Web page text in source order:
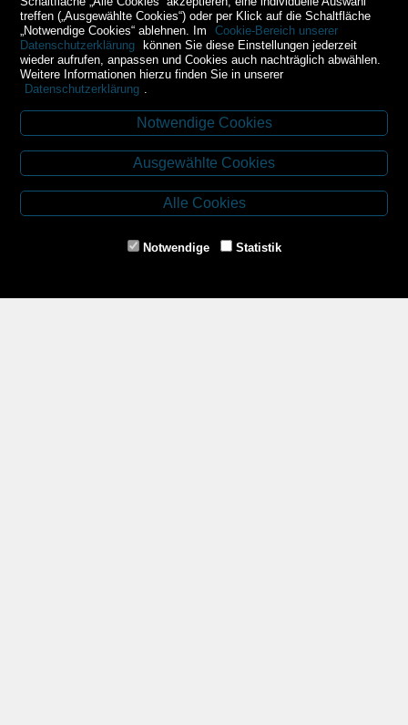
Kontakt
Budweiser Str. 3
3943 Schrems
Tel.: 02853/77239
E-Mail: schrems@spazierer.at
treffen („Ausgewählte Cookies“) oder per Klick auf die Schaltfläche
„Notwendige Cookies“ ablehnen. Im
Cookie-Bereich unserer
Datenschutzerklärung können Sie diese Einstellungen jederzeit
wieder aufrufen, anpassen und Cookies auch nachträglich abwählen.
Weitere Informationen hierzu finden Sie in unserer
Datenschutzerklärung
Notwendige Cookies
Ausgewählte Cookies
Alle Cookies
Notwendige Statistik